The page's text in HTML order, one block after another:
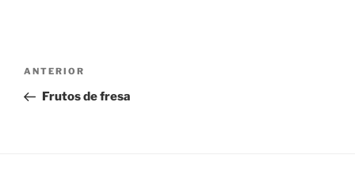
Navegación
entradas
Entrada
anterior:
ANTERIOR
Frutos de fresa